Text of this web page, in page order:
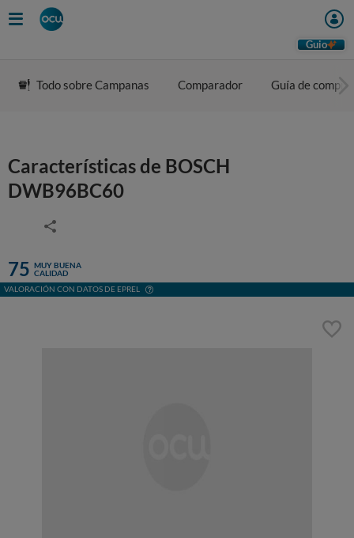
Guio
Todo sobre Campanas Comparador Guía de compra
Características de BOSCH
DWB96BC60
75 MUY BUENA
CALIDAD
VALORACIÓN CON DATOS DE EPREL